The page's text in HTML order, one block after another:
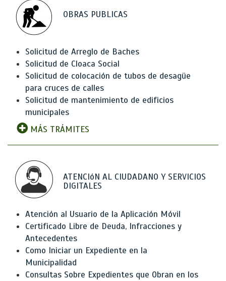
OBRAS PUBLICAS
Solicitud de Arreglo de Baches
Solicitud de Cloaca Social
Solicitud de colocación de tubos de desagüe
para cruces de calles
Solicitud de mantenimiento de edificios
municipales
MÁS TRÁMITES
ATENCIóN AL CIUDADANO Y SERVICIOS
DIGITALES
Atención al Usuario de la Aplicación Móvil
Certificado Libre de Deuda, Infracciones y
Antecedentes
Como Iniciar un Expediente en la
Municipalidad
Consultas Sobre Expedientes que Obran en los